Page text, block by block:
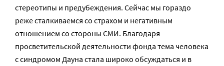
стереотипы и предубеждения. Сейчас мы гораздо
реже сталкиваемся со страхом и негативным
отношением со стороны СМИ. Благодаря
просветительской деятельности фонда тема человека
с синдромом Дауна стала широко обсуждаться и в